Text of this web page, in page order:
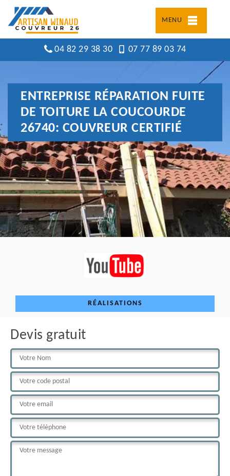
MENU
04 82 29 38 30 07 77 89 03 74
ENTREPRISE RÉPARATION FUITE
DE TOITURE LA COUCOURDE
26740: COUVREUR CERTIFIÉ
RÉALISATIONS
Devis gratuit